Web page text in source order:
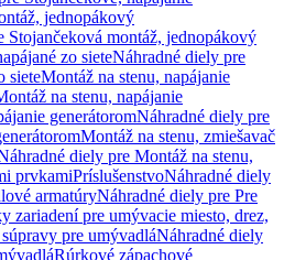
jednopákový
Stojančeková montáž, jednopákový
zo sieteNáhradné diely pre
sieteMontáž na stenu, napájanie
na stenu, napájanie
generátoromNáhradné diely pre
Montáž na stenu, zmiešavač
diely pre Montáž na stenu,
prvkamiPríslušenstvoNáhradné diely
armatúryNáhradné diely pre Pre
zariadení pre umývacie miesto, drez,
pre umývadláNáhradné diely
Rúrkové zápachové